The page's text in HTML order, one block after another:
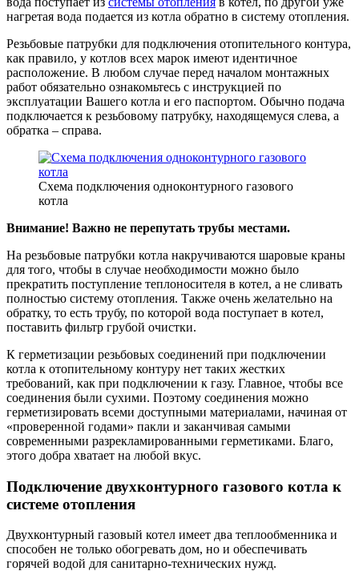
нагретая вода подается из котла обратно в систему отопления.
Резьбовые патрубки для подключения отопительного контура,
как правило, у котлов всех марок имеют идентичное
расположение. В любом случае перед началом монтажных
работ обязательно ознакомьтесь с инструкцией по
эксплуатации Вашего котла и его паспортом. Обычно подача
подключается к резьбовому патрубку, находящемуся слева, а
обратка – справа.
Схема подключения одноконтурного газового
котла
Внимание! Важно не перепутать трубы местами.
На резьбовые патрубки котла накручиваются шаровые краны
для того, чтобы в случае необходимости можно было
прекратить поступление теплоносителя в котел, а не сливать
полностью систему отопления. Также очень желательно на
обратку, то есть трубу, по которой вода поступает в котел,
поставить фильтр грубой очистки.
К герметизации резьбовых соединений при подключении
котла к отопительному контуру нет таких жестких
требований, как при подключении к газу. Главное, чтобы все
соединения были сухими. Поэтому соединения можно
герметизировать всеми доступными материалами, начиная от
«проверенной годами» пакли и заканчивая самыми
современными разрекламированными герметиками. Благо,
этого добра хватает на любой вкус.
Подключение двухконтурного газового котла к
системе отопления
Двухконтурный газовый котел имеет два теплообменника и
способен не только обогревать дом, но и обеспечивать
горячей водой для санитарно-технических нужд.